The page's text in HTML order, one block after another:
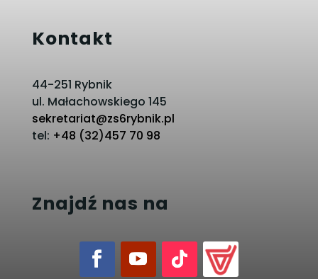
Kontakt
44-251 Rybnik
ul. Małachowskiego 145
sekretariat@zs6rybnik.pl
tel: +48 (32)457 70 98
Znajdź nas na